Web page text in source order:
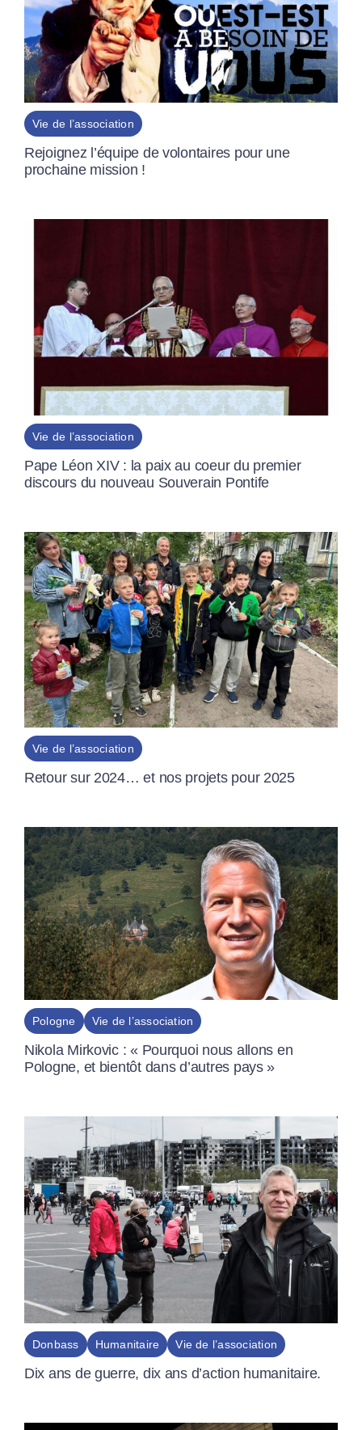
Vie de l’association
Rejoignez l’équipe de volontaires pour une
prochaine mission !
Vie de l’association
Pape Léon XIV : la paix au coeur du premier
discours du nouveau Souverain Pontife
Vie de l’association
Retour sur 2024… et nos projets pour 2025
Pologne Vie de l’association
Nikola Mirkovic : « Pourquoi nous allons en
Pologne, et bientôt dans d’autres pays »
Donbass Humanitaire Vie de l’association
Dix ans de guerre, dix ans d’action humanitaire.